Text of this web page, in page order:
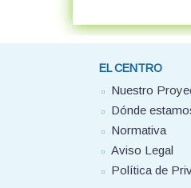
EL CENTRO
Nuestro
Dónde
Normativa
Aviso Legal
Política de